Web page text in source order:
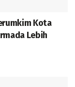
Kota
Lebih